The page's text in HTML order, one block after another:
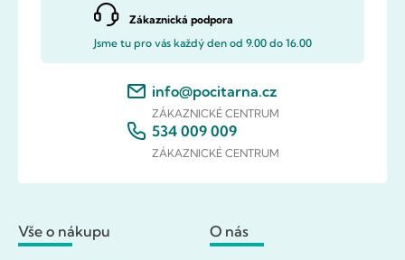
Zákaznická podpora
Jsme tu pro vás každý den od 9.00 do 16.00
info@pocitarna.cz
ZÁKAZNICKÉ CENTRUM
534 009 009
ZÁKAZNICKÉ CENTRUM
Vše o nákupu O nás